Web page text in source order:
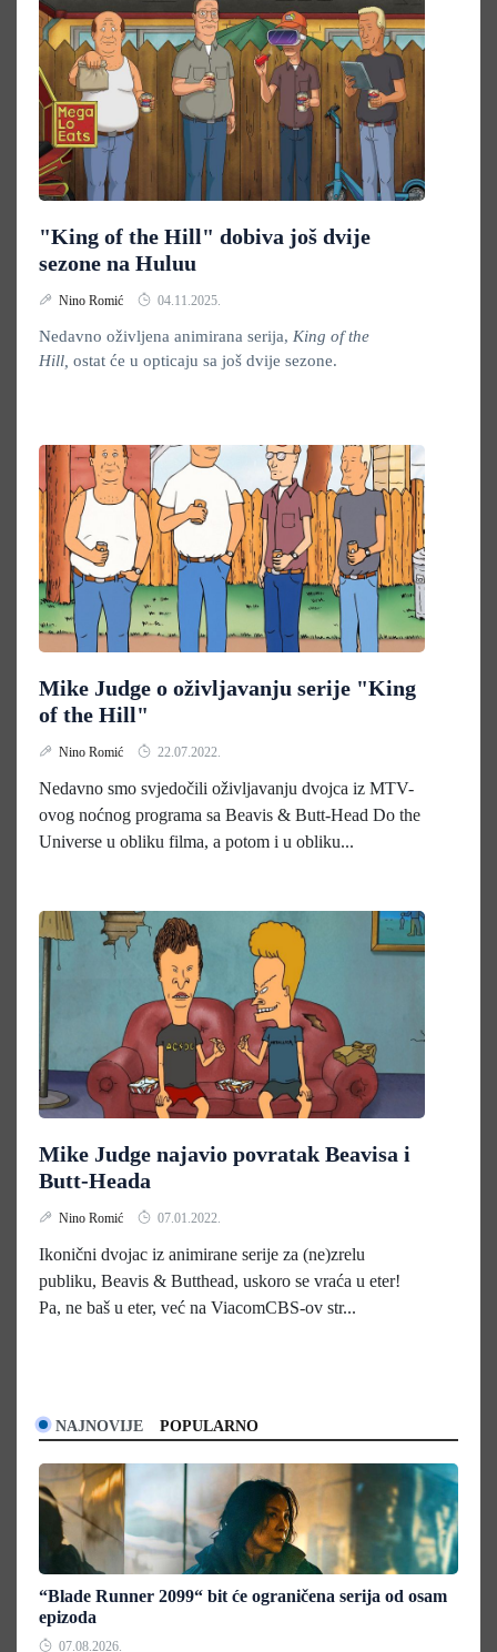
"King of the Hill" dobiva još dvije
sezone na Huluu
Nino Romić 04.11.2025.
Nedavno oživljena animirana serija, King of the
Hill, ostat će u opticaju sa još dvije sezone.
Mike Judge o oživljavanju serije "King
of the Hill"
Nino Romić 22.07.2022.
Nedavno smo svjedočili oživljavanju dvojca iz MTV-
ovog noćnog programa sa Beavis & Butt-Head Do the
Universe u obliku filma, a potom i u obliku...
Mike Judge najavio povratak Beavisa i
Butt-Heada
Nino Romić 07.01.2022.
Ikonični dvojac iz animirane serije za (ne)zrelu
publiku, Beavis & Butthead, uskoro se vraća u eter!
Pa, ne baš u eter, već na ViacomCBS-ov str...
NAJNOVIJE POPULARNO
“Blade Runner 2099“ bit će ograničena serija od osam
epizoda
07.08.2026.